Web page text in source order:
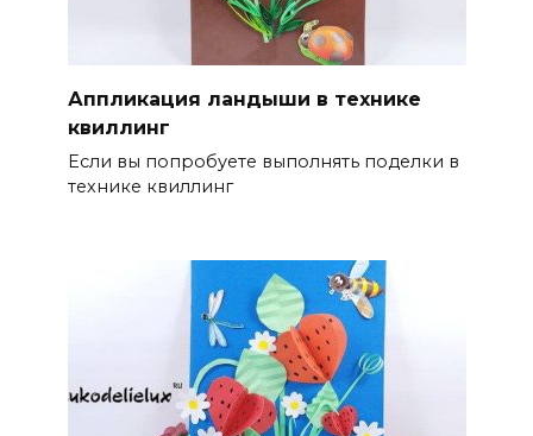
Аппликация ландыши в технике
квиллинг
Если вы попробуете выполнять поделки в
технике квиллинг